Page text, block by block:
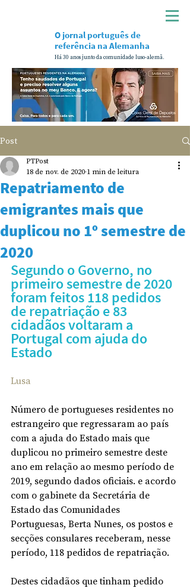
Há 30 anos junto da comunidade luso-alemã.
O jornal português de
referência na Alemanha
Post
Repatriamento de
emigrantes mais que
duplicou no 1º semestre de
2020
PTPost
18 de nov. de 2020 1 min de leitura
Segundo o Governo, no
primeiro semestre de 2020
foram feitos 118 pedidos
de repatriação e 83
cidadãos voltaram a
Portugal com ajuda do
Estado
Lusa
Número de portugueses residentes no
estrangeiro que regressaram ao país
com a ajuda do Estado mais que
duplicou no primeiro semestre deste
ano em relação ao mesmo período de
2019, segundo dados oficiais. e acordo
com o gabinete da Secretária de
Estado das Comunidades
Portuguesas, Berta Nunes, os postos e
secções consulares receberam, nesse
período, 118 pedidos de repatriação.
Destes cidadãos que tinham pedido